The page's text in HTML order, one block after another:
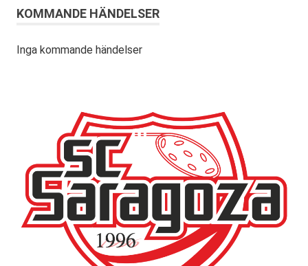
KOMMANDE HÄNDELSER
Inga kommande händelser